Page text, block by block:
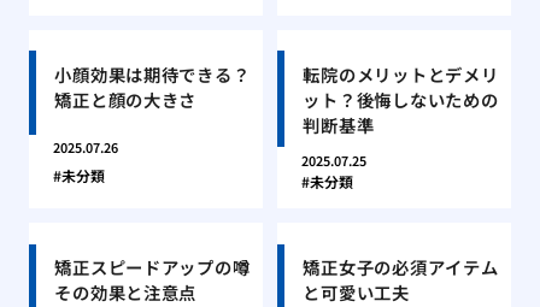
小顔効果は期待できる？
矯正と顔の大きさ
2025.07.26
未分類
転院のメリットとデメリ
ット？後悔しないための
判断基準
2025.07.25
未分類
矯正スピードアップの噂
その効果と注意点
矯正女子の必須アイテム
と可愛い工夫